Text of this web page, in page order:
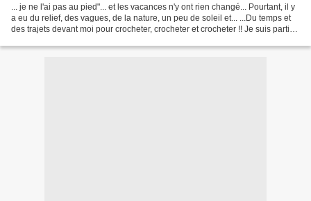
... je ne l'ai pas au pied"... et les vacances n'y ont rien changé... Pourtant, il y
a eu du relief, des vagues, de la nature, un peu de soleil et... ...Du temps et
des trajets devant moi pour crocheter, crocheter et crocheter !! Je suis partie